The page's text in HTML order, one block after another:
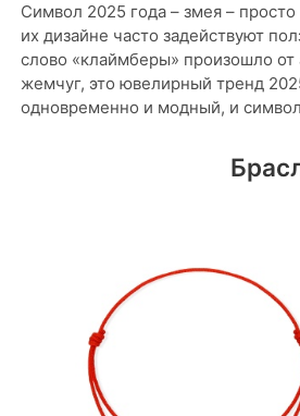
Символ 2025 года – змея –
их дизайне часто задействуют
слово «клаймберы» произошло от
жемчуг, это ювелирный тренд
одновременно и модный, и